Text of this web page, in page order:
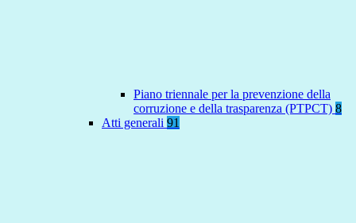
Piano triennale per la prevenzione della
corruzione e della trasparenza (PTPCT) 8
Atti generali 91